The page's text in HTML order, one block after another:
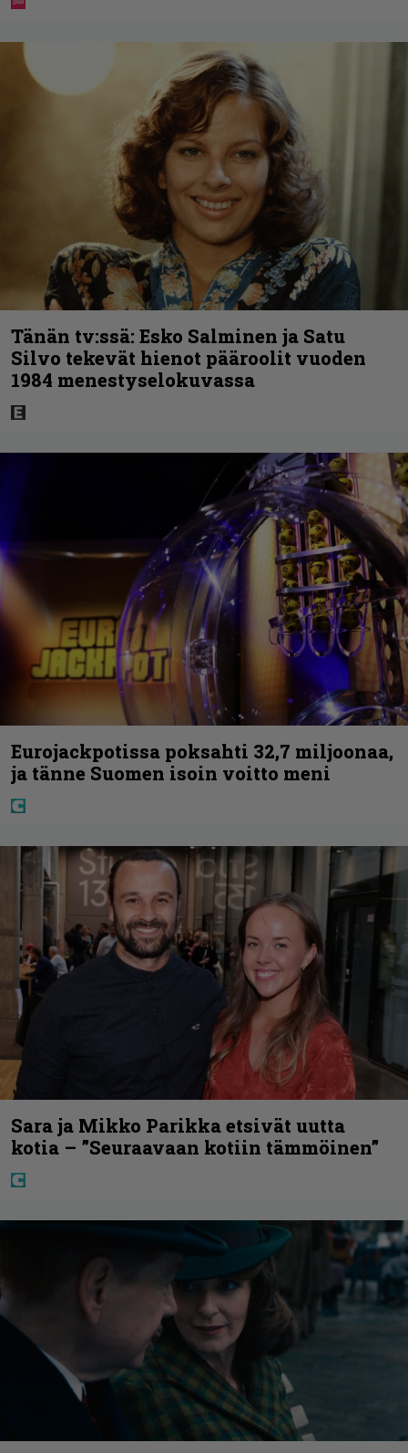
Tänän tv:ssä: Esko Salminen ja Satu
Silvo tekevät hienot pääroolit vuoden
1984 menestyselokuvassa
Eurojackpotissa poksahti 32,7 miljoonaa,
ja tänne Suomen isoin voitto meni
Sara ja Mikko Parikka etsivät uutta
kotia – ”Seuraavaan kotiin tämmöinen”